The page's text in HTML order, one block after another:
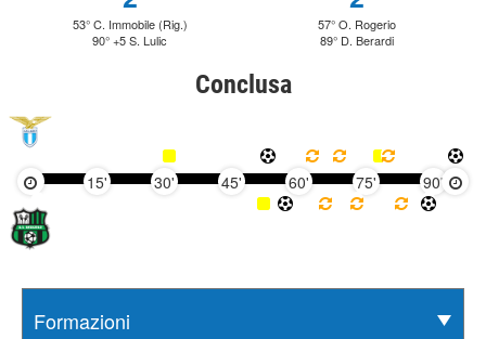
53° C. Immobile (Rig.)
90° +5 S. Lulic
57° O. Rogerio
89° D. Berardi
Conclusa
15' 30' 45' 60' 75' 90'